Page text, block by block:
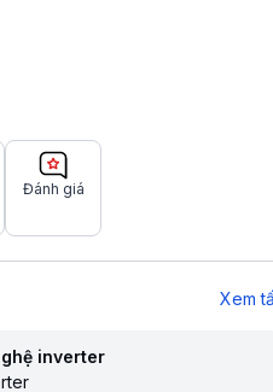
Đánh giá
Xem
inverter